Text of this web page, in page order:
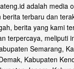
adalah media
berita terbaru dan
berita yang kami
terpercaya, meliputi
Semarang,
Kabupaten